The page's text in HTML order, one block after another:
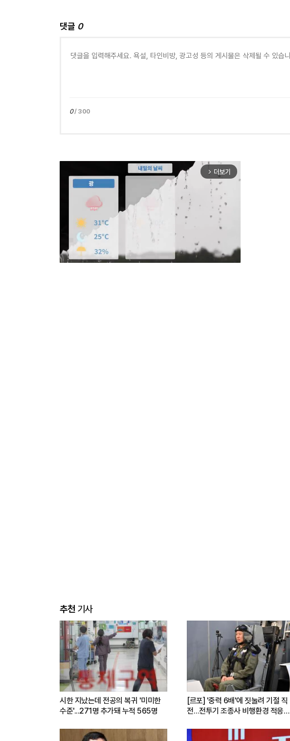
댓글 0
0/ 300
arrow_forward_ios 더보기
추천기사
시한 지났는데 전공의 복귀 '미미한
수준'...271명 추가돼 누적 565명
[르포] '중력 6배'에 짓눌려 기절 직
전…전투기 조종사 비행환경 적응훈